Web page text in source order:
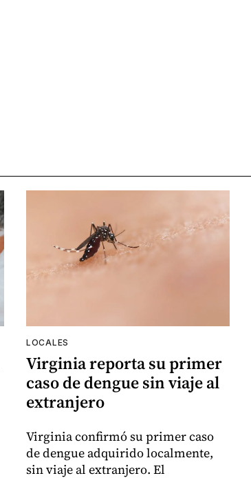
LOCALES
Virginia reporta su primer
caso de dengue sin viaje al
extranjero
Virginia confirmó su primer caso
de dengue adquirido localmente,
sin viaje al extranjero. El